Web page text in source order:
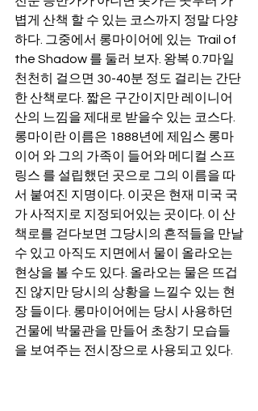
볍게 산책 할 수 있는 코스까지 정말 다양
하다. 그중에서 롱마이어에 있는  Trail of
the Shadow 를 둘러 보자. 왕복 0.7마일
천천히 걸으면 30-40분 정도 걸리는 간단
한 산책로다. 짧은 구간이지만 레이니어
산의 느낌을 제대로 받을수 있는 코스다.
롱마이란 이름은 1888년에 제임스 롱마
이어 와 그의 가족이 들어와 메디컬 스프
링스 를 설립했던 곳으로 그의 이름을 따
서 붙여진 지명이다. 이곳은 현재 미국 국
가 사적지로 지정되어있는 곳이다. 이 산
책로를 걷다보면 그당시의 흔적들을 만날
수 있고 아직도 지면에서 물이 올라오는
현상을 볼 수도 있다. 올라오는 물은 뜨겁
진 않지만 당시의 상황을 느낄수 있는 현
장 들이다. 롱마이어에는 당시 사용하던
건물에 박물관을 만들어 초창기 모습들
을 보여주는 전시장으로 사용되고 있다.